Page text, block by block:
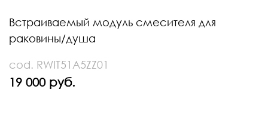
Встраиваемый модуль смесителя для
раковины/душа
cod. RWIT51A5ZZ01
19 000 руб.